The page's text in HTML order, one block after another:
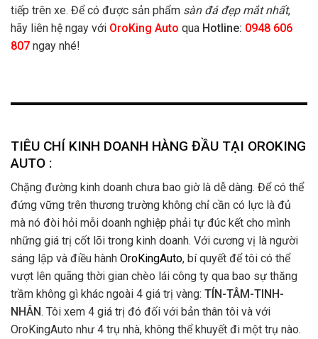
tiếp trên xe. Để có được sản phẩm sàn đá đẹp mắt nhất,
hãy liên hệ ngay với OroKing Auto qua Hotline: 0948 606
807 ngay nhé!
TIÊU CHÍ KINH DOANH HÀNG ĐẦU TẠI OROKING
AUTO :
Chặng đường kinh doanh chưa bao giờ là dễ dàng. Để có thể
đứng vững trên thương trường không chỉ cần có lực là đủ
mà nó đòi hỏi mỗi doanh nghiệp phải tự đúc kết cho mình
những giá trị cốt lõi trong kinh doanh. Với cương vị là người
sáng lập và điều hành OroKingAuto, bí quyết để tôi có thể
vượt lên quãng thời gian chèo lái công ty qua bao sự thăng
trầm không gì khác ngoài 4 giá trị vàng: TÍN-TÂM-TINH-
NHÂN. Tôi xem 4 giá trị đó đối với bản thân tôi và với
OroKingAuto như 4 trụ nhà, không thể khuyết đi một trụ nào.